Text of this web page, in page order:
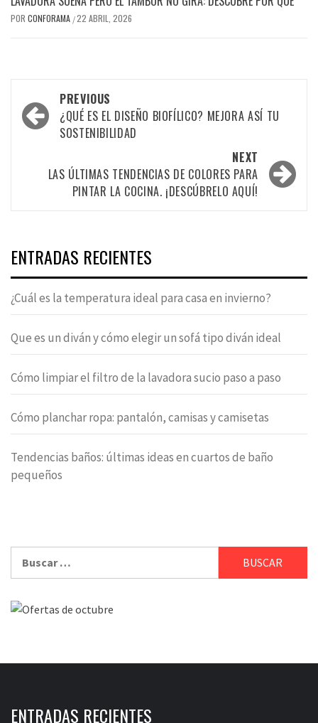
POR CONFORAMA /22 ABRIL, 2026
Post
navigation
PREVIOUS
¿QUÉ ES EL DISEÑO BIOFÍLICO? MEJORA ASÍ TU
SOSTENIBILIDAD
NEXT
LAS ÚLTIMAS TENDENCIAS DE COLORES PARA
PINTAR LA COCINA. ¡DESCÚBRELO AQUÍ!
ENTRADAS RECIENTES
¿Cuál es la temperatura ideal para casa en invierno?
Que es un diván y cómo elegir un sofá tipo diván ideal
Cómo limpiar el filtro de la lavadora sucio paso a paso
Cómo planchar ropa: pantalón, camisas y camisetas
Tendencias baños: últimas ideas en cuartos de baño
pequeños
ENTRADAS RECIENTES